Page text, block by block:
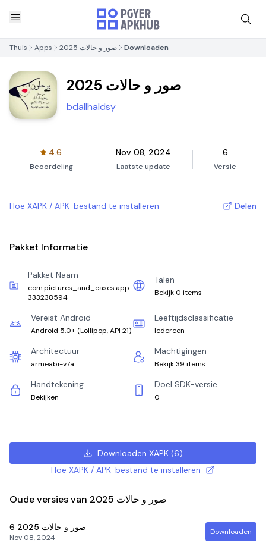
Thuis Apps صور و حالات 2025 Downloaden
صور و حالات 2025
bdallhaldsy
4.6
Beoordeling
Nov 08, 2024
Laatste update
6
Versie
Hoe XAPK / APK-bestand te installeren Delen
Pakket Informatie
Pakket Naam
com.pictures_and_cases.app
333238594
Talen
Bekijk 0 items
Vereist Android
Android 5.0+ (Lollipop, API 21)
Leeftijdsclassificatie
Iedereen
Architectuur
armeabi-v7a
Machtigingen
Bekijk 39 items
Handtekening
Bekijken
Doel SDK-versie
0
Downloaden XAPK(6)
Hoe XAPK / APK-bestand te installeren
Oude versies van صور و حالات 2025
صور و حالات 2025 6
Nov 08, 2024
Downloaden